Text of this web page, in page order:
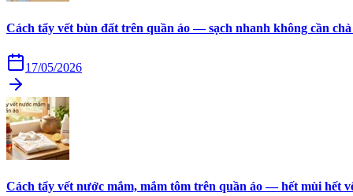
Cách tẩy vết bùn đất trên quần áo — sạch nhanh không cần
17/05/2026
Cách tẩy vết nước mắm, mắm tôm trên quần áo — hết mùi hết